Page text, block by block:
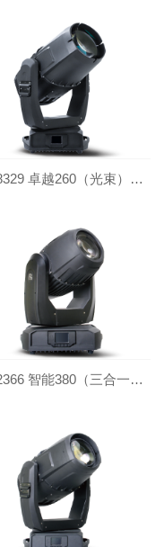
PR-8329 卓越260（光束）防水版
PR-2366 智能380（三合一）防水版